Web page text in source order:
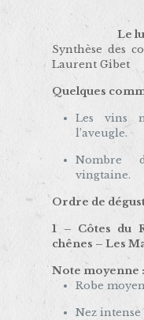
Le
Synthèse des
Laurent Gibet
Quelques
Les vins
l’aveugle.
Nombre
vingtaine.
Ordre de
1 – Côtes du
chênes – Les
Note moyenne :
Robe
Nez intense